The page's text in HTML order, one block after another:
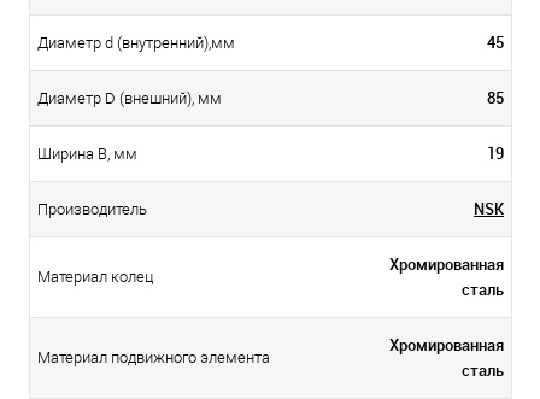
Диаметр d (внутренний),мм 45
Диаметр D (внешний), мм 85
Ширина B, мм 19
Производитель NSK
Материал колец
Хромированная
сталь
Материал подвижного элемента
Хромированная
сталь